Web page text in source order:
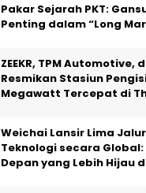
Pakar Sejarah PKT:
Penting dalam “Long
ZEEKR, TPM Automotive,
Resmikan Stasiun
Megawatt Tercepat di
Weichai Lansir Lima
Teknologi secara Global:
Depan yang Lebih Hijau